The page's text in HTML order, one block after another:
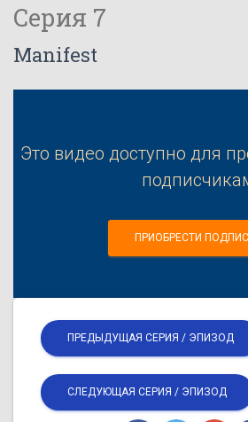
Серия 7
Manifest
Это видео доступно для
ПРИОБРЕСТИ
ПРЕДЫДУЩАЯ СЕРИЯ / ЭПИЗОД
СЛЕДУЮЩАЯ СЕРИЯ / ЭПИЗОД